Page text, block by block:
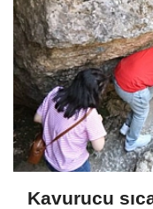
Kavurucu